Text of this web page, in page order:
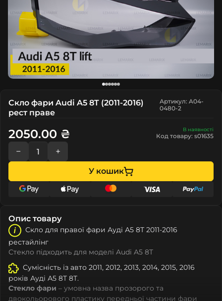
Скло фари Audi A5 8T (2011-2016)
рест праве
Артикул: A04-
0480-2
В наявності
Код товару: s01635
2050.00 ₴
− +
У кошик
Опис товару
Скло для правої фари Ауді А5 8Т 2011-2016
рестайлінг
Стекло підходить для моделі Audi A5 8T
Сумісність із авто 2011, 2012, 2013, 2014, 2015, 2016
років Ауді А5 8Т 8T.
Стекло фари – умовна назва прозорого та
двокольорового пластику передньої частини фари